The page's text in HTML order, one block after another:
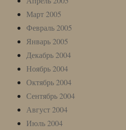
Март 2005
Февраль 2005
Январь 2005
Декабрь 2004
Ноябрь 2004
Октябрь 2004
Сентябрь 2004
Август 2004
Июль 2004